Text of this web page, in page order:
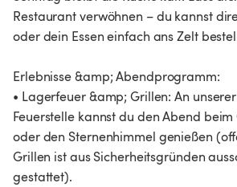
Restaurant verwöhnen – du kannst
oder dein Essen einfach ans Zelt
Erlebnisse &amp; Abendprogramm:
• Lagerfeuer &amp; Grillen: An
Feuerstelle kannst du den Abend
oder den Sternenhimmel genießen
Grillen ist aus Sicherheitsgründen
gestattet).